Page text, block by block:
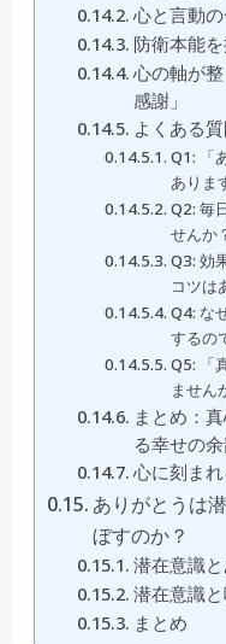
心と言動
防衛本能
心の軸が
感謝」
よくある質
Q1: 「
ありま
Q2: 毎
せんか
Q3: 効
コツは
Q4: な
するの
Q5: 「
ません
まとめ：
る幸せの
心に刻ま
ありがとうは
ぼすのか？
潜在意識
潜在意識
まとめ